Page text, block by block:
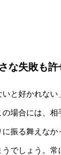
な失敗も許
いと好かれな
場合には、
に振る舞えな
うでしょう。